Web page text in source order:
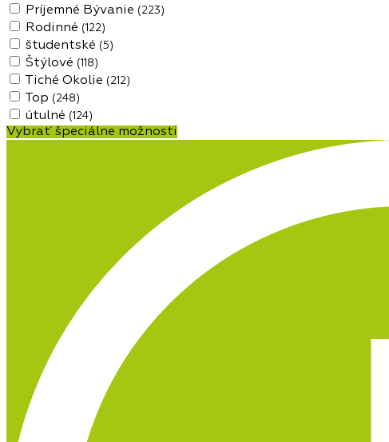
Príjemné Bývanie (223)
Rodinné (122)
študentské (5)
Štýlové (118)
Tiché Okolie (212)
Top (248)
útulné (124)
Vybrať špeciálne možnosti